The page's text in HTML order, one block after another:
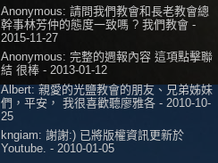
Anonymous:請問我們教會和長老教會總
幹事林芳仲的態度一致嗎 ? 我們教會 -
2015-11-27
Anonymous:完整的週報內容 這項點擊聯
結 很棒- 2013-01-12
Albert:親愛的光鹽教會的朋友、兄弟姊妹
們，平安， 我很喜歡聽廖雅各 - 2010-10-
25
kngiam:謝謝:) 已將版權資訊更新於
Youtube. - 2010-01-05